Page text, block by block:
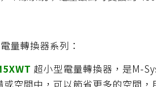
量轉換器系列：
超小型電量轉換器，是M-
空間中，可以節省更多的空間，